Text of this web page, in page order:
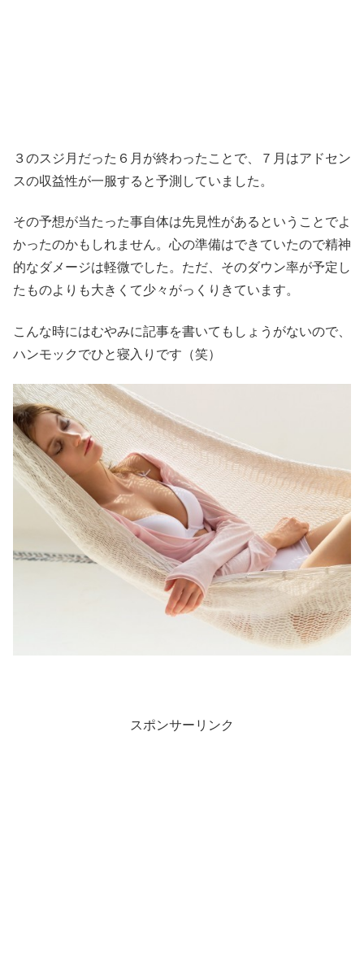
３のスジ月だった６月が終わったことで、７月はアドセン
スの収益性が一服すると予測していました。
その予想が当たった事自体は先見性があるということでよ
かったのかもしれません。心の準備はできていたので精神
的なダメージは軽微でした。ただ、そのダウン率が予定し
たものよりも大きくて少々がっくりきています。
こんな時にはむやみに記事を書いてもしょうがないので、
ハンモックでひと寝入りです（笑）
スポンサーリンク